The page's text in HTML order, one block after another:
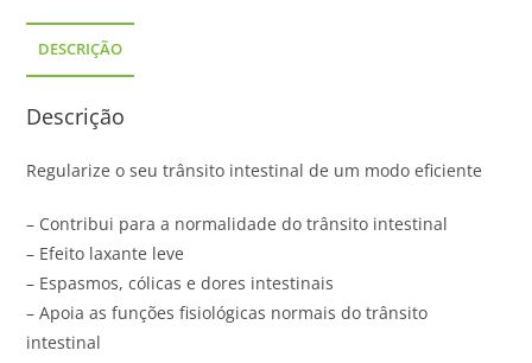
DESCRIÇÃO
Descrição
Regularize o seu trânsito intestinal de um modo eficiente
– Contribui para a normalidade do trânsito intestinal
– Efeito laxante leve
– Espasmos, cólicas e dores intestinais
– Apoia as funções fisiológicas normais do trânsito
intestinal